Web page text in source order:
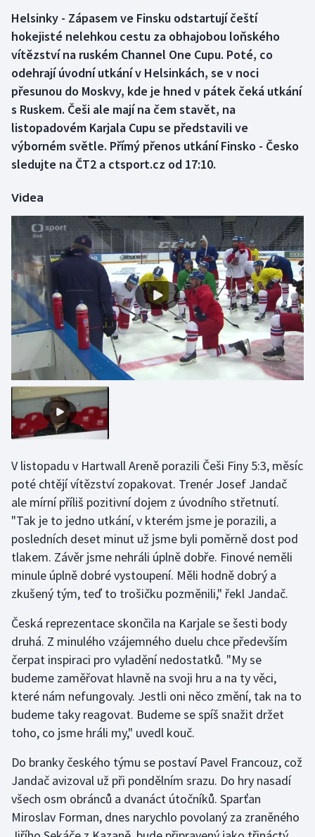
Box
Curling
Dostihy
Florbal
Futsal
Golf
Gymnastika
Házená
Jezdectví
Krasobruslení
Lezení
Lyže a snowboard
Moderní pětiboj
Motorsport
Olympijské hry
Parasport
Plážový volejbal
Ragby
Rychlobruslení
Short track
Sportovní střelba
Helsinky - Zápasem ve Finsku odstartují čeští
hokejisté nelehkou cestu za obhajobou loňského
vítězství na ruském Channel One Cupu. Poté, co
odehrají úvodní utkání v Helsinkách, se v noci
přesunou do Moskvy, kde je hned v pátek čeká utkání
s Ruskem. Češi ale mají na čem stavět, na
listopadovém Karjala Cupu se představili ve
výborném světle. Přímý přenos utkání Finsko - Česko
sledujte na ČT2 a ctsport.cz od 17:10.
Videa
V listopadu v Hartwall Areně porazili Češi Finy 5:3, měsíc
poté chtějí vítězství zopakovat. Trenér Josef Jandač
ale mírní příliš pozitivní dojem z úvodního střetnutí.
"Tak je to jedno utkání, v kterém jsme je porazili, a
posledních deset minut už jsme byli poměrně dost pod
tlakem. Závěr jsme nehráli úplně dobře. Finové neměli
minule úplně dobré vystoupení. Měli hodně dobrý a
zkušený tým, teď to trošičku pozměnili," řekl Jandač.
Česká reprezentace skončila na Karjale se šesti body
druhá. Z minulého vzájemného duelu chce především
čerpat inspiraci pro vyladění nedostatků. "My se
budeme zaměřovat hlavně na svoji hru a na ty věci,
které nám nefungovaly. Jestli oni něco změní, tak na to
budeme taky reagovat. Budeme se spíš snažit držet
toho, co jsme hráli my," uvedl kouč.
Do branky českého týmu se postaví Pavel Francouz, což
Jandač avizoval už při pondělním srazu. Do hry nasadí
všech osm obránců a dvanáct útočníků. Sparťan
Miroslav Forman, dnes narychlo povolaný za zraněného